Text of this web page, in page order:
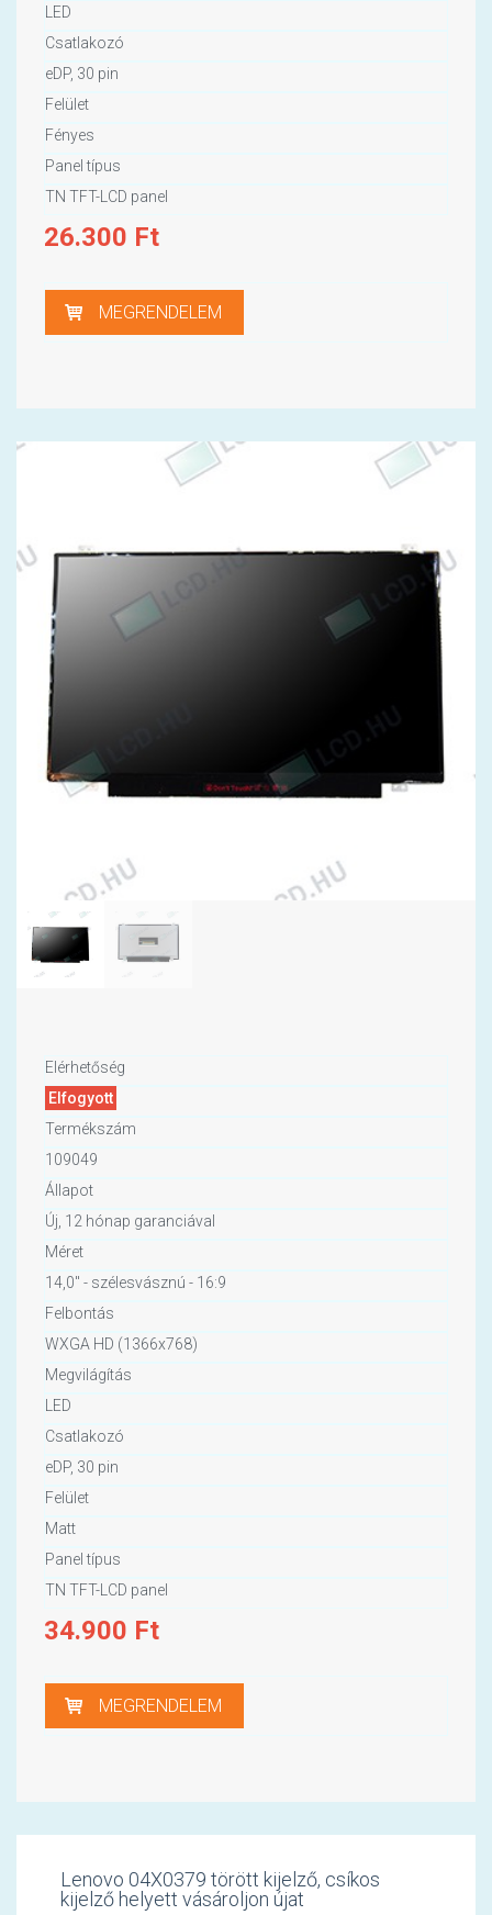
LED
Csatlakozó
eDP, 30 pin
Felület
Fényes
Panel típus
TN TFT-LCD panel
26.300 Ft
MEGRENDELEM
Elérhetőség
Elfogyott
Termékszám
109049
Állapot
Új, 12 hónap garanciával
Méret
14,0" - szélesvásznú - 16:9
Felbontás
WXGA HD (1366x768)
Megvilágítás
LED
Csatlakozó
eDP, 30 pin
Felület
Matt
Panel típus
TN TFT-LCD panel
34.900 Ft
MEGRENDELEM
Lenovo 04X0379 törött kijelző, csíkos
kijelző helyett vásároljon újat